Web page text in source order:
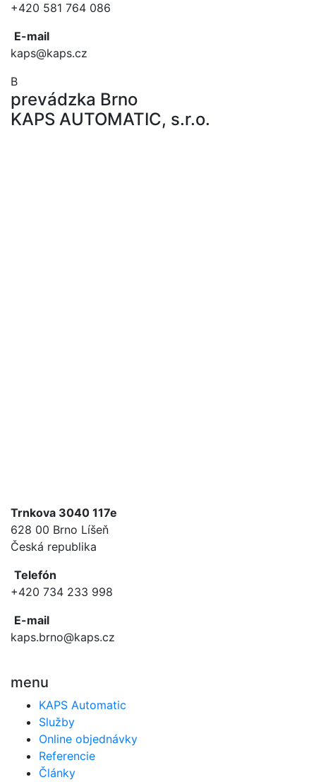
+420 581 764 086
E-mail
kaps@kaps.cz
B
prevádzka Brno
KAPS AUTOMATIC, s.r.o.
Trnkova 3040 117e
628 00 Brno Líšeň
Česká republika
Telefón
+420 734 233 998
E-mail
kaps.brno@kaps.cz
menu
KAPS Automatic
Služby
Online objednávky
Referencie
Články